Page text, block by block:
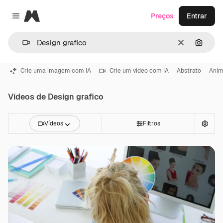
Close menu
Magnific
Limpar
Preços Entrar
Crie uma imagem com IA Crie um vídeo com IA Abstrato
Vídeos de Design grafico
Vídeos Filtros